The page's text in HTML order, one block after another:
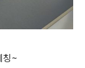
칭~